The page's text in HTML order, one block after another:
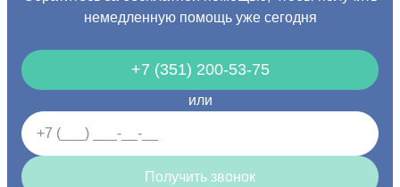
немедленную помощь уже сегодня
+7 (351) 200-53-75
или
Получить звонок